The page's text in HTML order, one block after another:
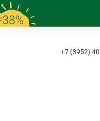
+7 (3952)